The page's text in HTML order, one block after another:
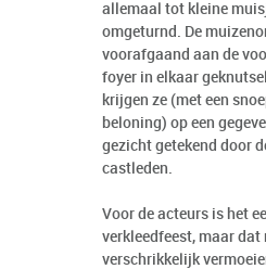
allemaal tot kleine
omgeturnd. De
voorafgaand aan de
foyer in elkaar
krijgen ze (met een
beloning) op een
gezicht getekend door
castleden.
Voor de acteurs is het
verkleedfeest, maar dat
verschrikkelijk